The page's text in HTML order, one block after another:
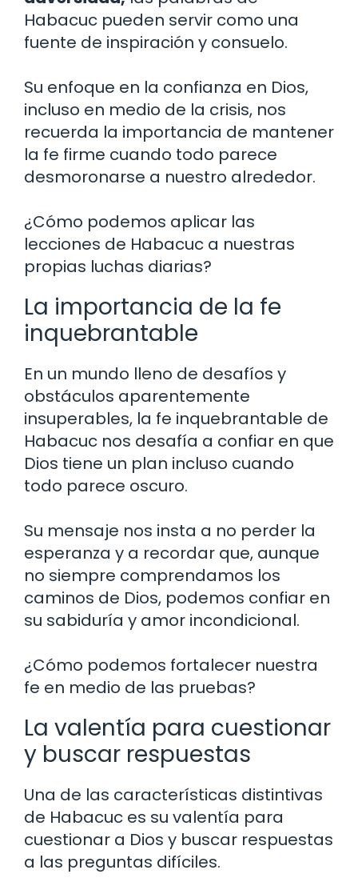
Habacuc pueden servir como una
fuente de inspiración y consuelo.
Su enfoque en la confianza en Dios,
incluso en medio de la crisis, nos
recuerda la importancia de mantener
la fe firme cuando todo parece
desmoronarse a nuestro alrededor.
¿Cómo podemos aplicar las
lecciones de Habacuc a nuestras
propias luchas diarias?
La importancia de la fe
inquebrantable
En un mundo lleno de desafíos y
obstáculos aparentemente
insuperables, la fe inquebrantable de
Habacuc nos desafía a confiar en que
Dios tiene un plan incluso cuando
todo parece oscuro.
Su mensaje nos insta a no perder la
esperanza y a recordar que, aunque
no siempre comprendamos los
caminos de Dios, podemos confiar en
su sabiduría y amor incondicional.
¿Cómo podemos fortalecer nuestra
fe en medio de las pruebas?
La valentía para cuestionar
y buscar respuestas
Una de las características distintivas
de Habacuc es su valentía para
cuestionar a Dios y buscar respuestas
a las preguntas difíciles.